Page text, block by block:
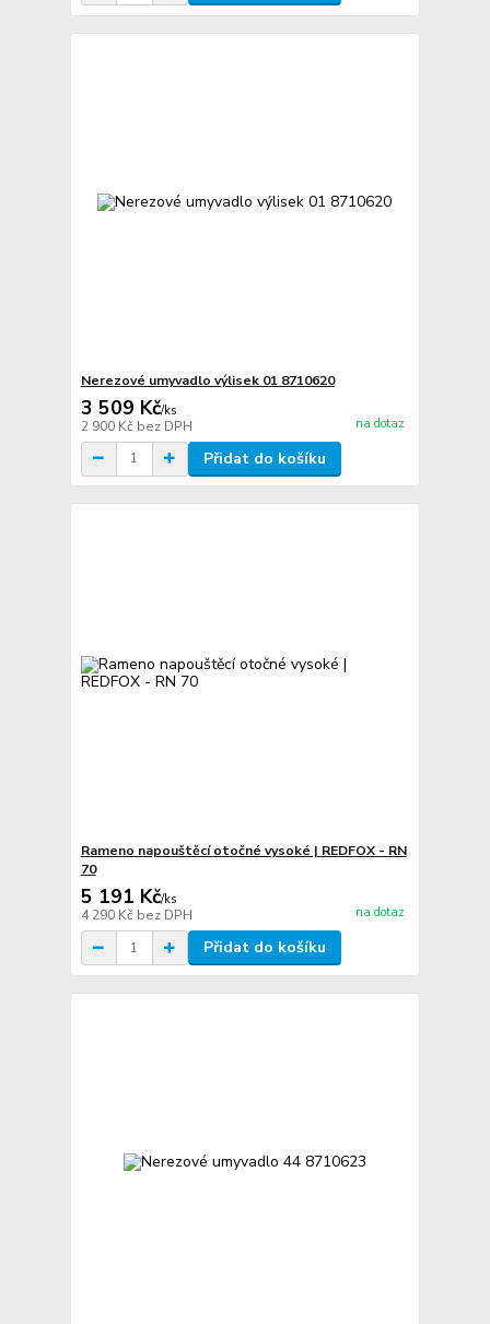
Nerezové umyvadlo výlisek 01 8710620
3 509 Kč/ks
2 900 Kč bez DPH na dotaz
Přidat do košíku
Rameno napouštěcí otočné vysoké | REDFOX - RN
70
5 191 Kč/ks
4 290 Kč bez DPH na dotaz
Přidat do košíku